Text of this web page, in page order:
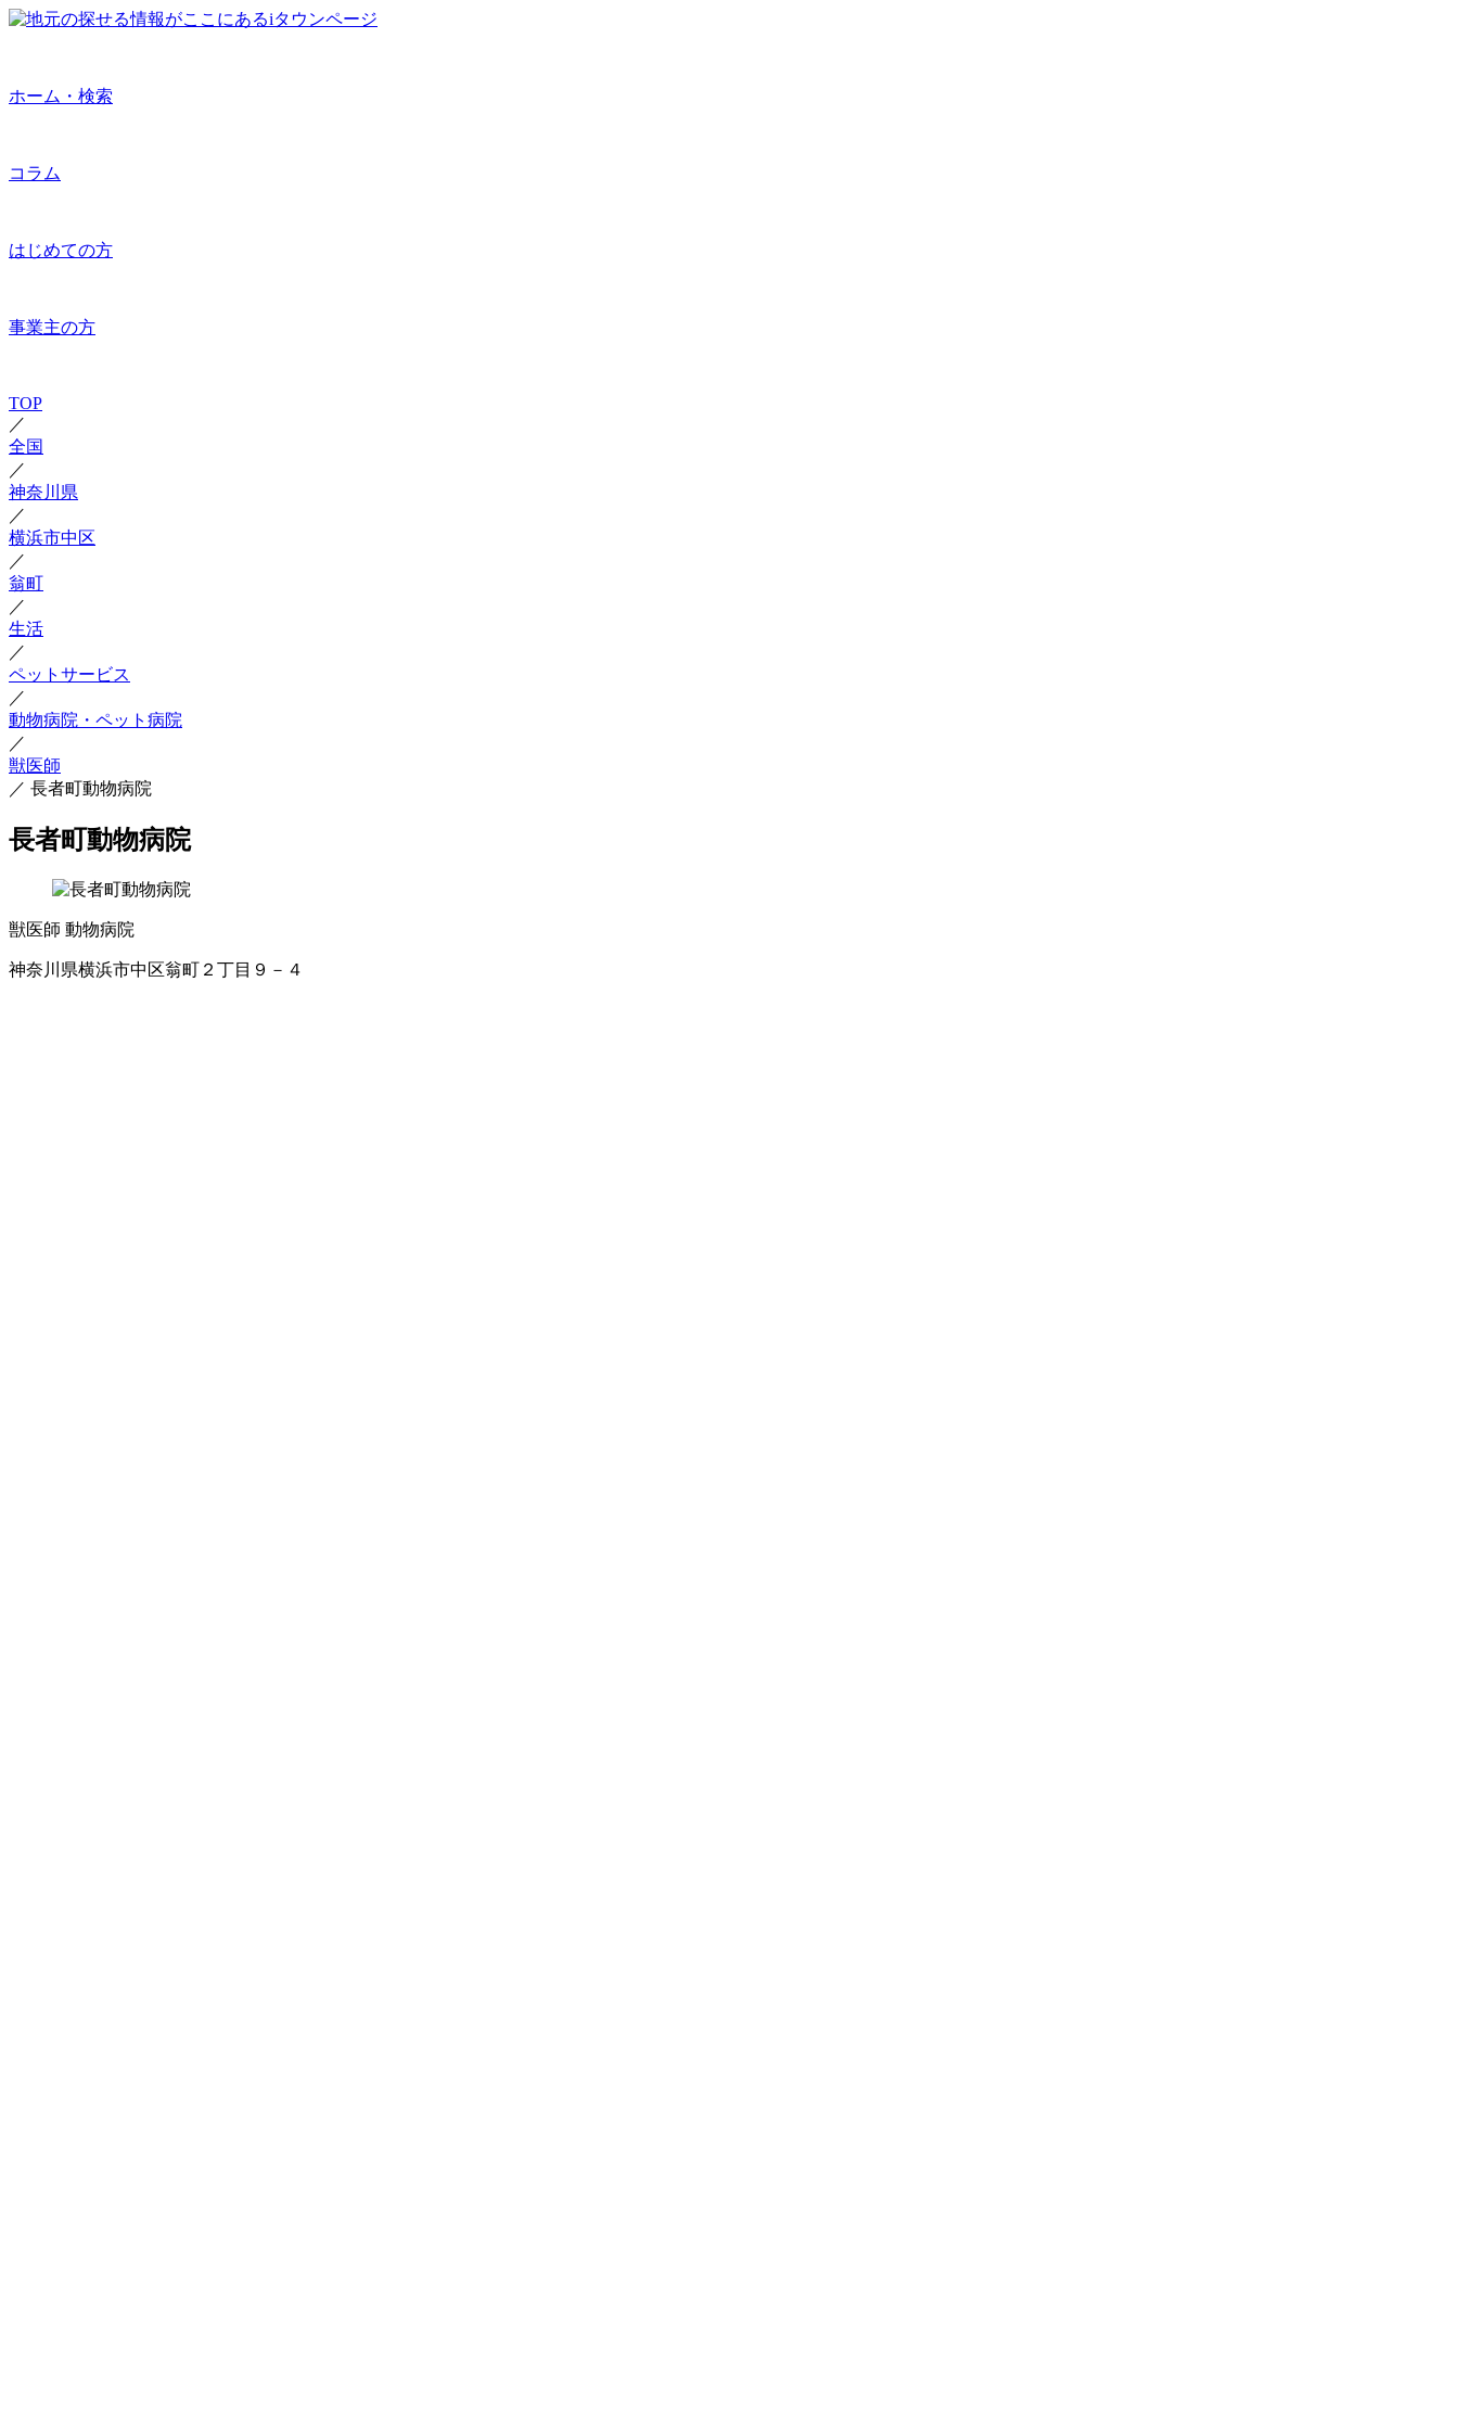
ホーム・検索
コラム
はじめての方
事業主の方
TOP
／
全国
／
神奈川県
／
横浜市中区
／
翁町
／
生活
／
ペットサービス
／
動物病院・ペット病院
／
獣医師
／ 長者町動物病院
長者町動物病院
獣医師 動物病院
神奈川県横浜市中区翁町２丁目９－４